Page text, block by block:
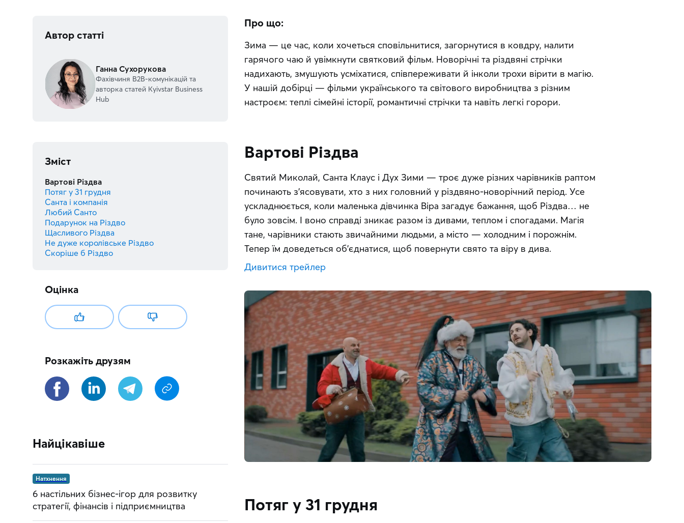
Про що:
Зима — це час, коли хочеться сповільнитися, загорнутися в ковдру, налити
гарячого чаю й увімкнути святковий фільм. Новорічні та різдвяні стрічки
надихають, змушують усміхатися, співпереживати й інколи трохи вірити в магію.
У нашій добірці — фільми українського та світового виробництва з різним
настроєм: теплі сімейні історії, романтичні стрічки та навіть легкі горори.
Вартові Різдва
Святий Миколай, Санта Клаус і Дух Зими — троє дуже різних чарівників раптом
починають з’ясовувати, хто з них головний у різдвяно-новорічний період. Усе
ускладнюється, коли маленька дівчинка Віра загадує бажання, щоб Різдва… не
було зовсім. І воно справді зникає разом із дивами, теплом і спогадами. Магія
тане, чарівники стають звичайними людьми, а місто — холодним і порожнім.
Тепер їм доведеться об’єднатися, щоб повернути свято та віру в дива.
Дивитися трейлер
Потяг у 31 грудня
Автор статті
Ганна Сухорукова
Фахівчиня В2В-комунікацій та
авторка статей Kyivstar Business
Hub
Зміст
Вартові Різдва
Потяг у 31 грудня
Санта і компанія
Любий Санто
Подарунок на Різдво
Щасливого Різдва
Не дуже королівське Різдво
Скоріше б Різдво
Оцінка
Розкажіть друзям
Найцікавіше
Натхнення
6 настільних бізнес-ігор для розвитку
стратегії, фінансів і підприємництва